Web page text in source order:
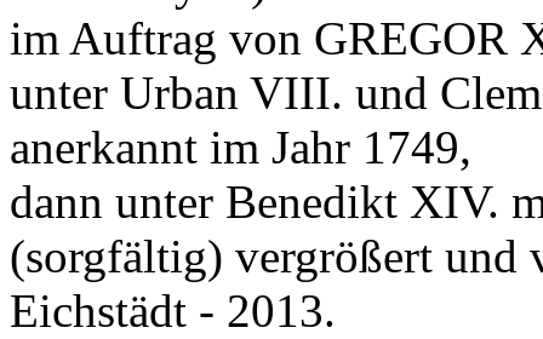
im Auftrag von GREGOR
unter Urban VIII. und
anerkannt im Jahr 1749,
dann unter Benedikt XIV.
(sorgfältig) vergrößert und
Eichstädt - 2013.